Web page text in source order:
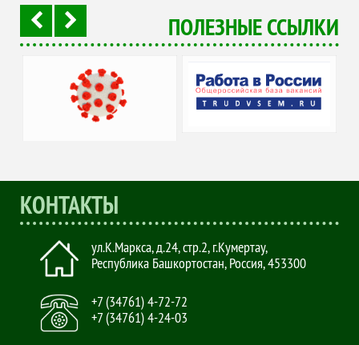
ПОЛЕЗНЫЕ ССЫЛКИ
Coronavirus
Портал Работа в
России
КОНТАКТЫ
ул.К.Маркса, д.24, стр.2,г.Кумертау,
Республика Башкортостан, Россия,453300
+7 (34761) 4-72-72
+7 (34761) 4-24-03